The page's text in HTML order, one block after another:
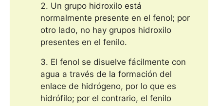
Un grupo hidroxilo está
normalmente presente en el fenol; por
otro lado, no hay grupos hidroxilo
presentes en el fenilo.
El fenol se disuelve fácilmente con
agua a través de la formación del
enlace de hidrógeno, por lo que es
hidrófilo; por el contrario, el fenilo